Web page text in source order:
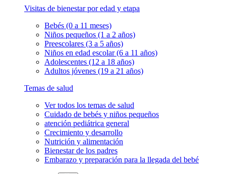
Visitas de bienestar por edad y etapa
Bebés (0 a 11 meses)
Niños pequeños (1 a 2 años)
Preescolares (3 a 5 años)
Niños en edad escolar (6 a 11 años)
Adolescentes (12 a 18 años)
Adultos jóvenes (19 a 21 años)
Temas de salud
Ver todos los temas de salud
Cuidado de bebés y niños pequeños
atención pediátrica general
Crecimiento y desarrollo
Nutrición y alimentación
Bienestar de los padres
Embarazo y preparación para la llegada del bebé